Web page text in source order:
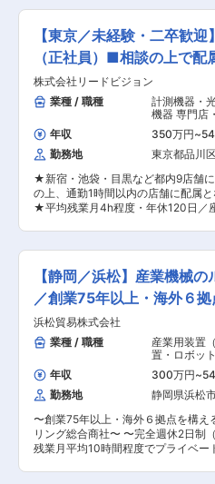
の無料お試しレンタルや2か月間の
い補聴器選びをサポートします。 変更の範囲：会
社の定める業務
任せします。 ■過去入社実績 異業種からご入社
いただいた方もご活躍いただいてお
店経験者／小売業界経験者／運輸業経
風： 同社は働きやすい職場をつくる
に社員意識調査を実施し、経営改善
ます。働きやすさを重視した風土が
業務の特徴 当社が取り扱う計測機
車など多岐にわたる業界の工場にお
程の安定稼働には不可欠の製品であ
大学・企業の研究室にて、世の中に
品開発の過程で使用されます。 ご自
製品が上記のように日本のモノづく
えている事を実感できるやりがいが
ーズに柔軟に対応し続けており、顧
が厚いです。 変更の範囲：会社
校正 ・電子計測器、電子機器の修理
修理、郵送分） ・その他、付随業務 ■業務魅
力： ・お客様が使用している電子
い物から古い物まで様々あり その
たちは多種多様な機器を取り扱いま
いことに挑戦できる仕事なのでモチ
高く保ちながら活躍できます。 ・お客様への訪問
＆出張が楽しい社内で作業する場合
が、出張は良い気晴らしになります
張を楽しみにしています。 ■入社後： ・基本
OJTメインとなります。先輩社員が
ポートいたしますのでご安心くださ
社内にある計測器を使いながら、機
などを身につけていきます。その後
な業務から担当し、少しずつお客様
お任せしていきます。 ■働き方： ・年休123日の
優良企業で、2007年に日本電計グ
スダック上場企業）入りしています
金制度なども整えており腰を据えて
能です。 ■企業魅力： ・私たちは設立以来50年
計測器の校正や修理を事業として手
た。重さ、長さ、電気、電子など様
取り扱える高い技術力があり国際規
ISO/IEC17025も取得。その技術力が
様から信頼され 安定した経営を続け
変更の範囲：会社の定める業務
【東京／未経験・二卒歓
（正社員）■相談の上で配
育成
株式会社リードビジョン
業種 / 職種
計測機器・
機器 専門店
接客・売り
年収 350万円~
勤務地
東京都品川
★新宿・池袋・目黒など都内9店舗
の上、通勤1時間以内の店舗に配属と
★平均残業月4h程度・年休120日／
入社！入社後半年間は丁寧なOJTで
め、未経験・第二新卒でも馴染みやす
聴器専門店ヒヤリングストアにて”
員としてご活躍いただきます。 入
補聴器の設定説明や聴力検査などサ
中心に担当いただき、半年経過後か
人のお客様を担当いただきます。 将来的には店長
としてお店の責任者や、本社におい
責任者を任せることも期待しています。 ■
な業務 ・お客様の”聞こえ”に関する
つ頃から聞こえづらくなった等、”聞
るお悩みなどを一つずつ紐解いてい
適な補聴器の選定 実際の補聴器をご
ながら、お客様に最適な補聴器を一
いります。 ・取り扱い方法の説明や
アフターサービス ※1日に15名〜20
【静岡／浜松】産業機械
／創業75年以上・海外６
合商社
浜松貿易株式会社
業種 / 職種
産業用装置
置・ロボッ
器・精密機
械・産業機
機械・産業
年収 300万円~
勤務地
静岡県浜松
〜創業75年以上・海外６拠点を構え
リング総合商社〜 〜完全週休2日制
残業月平均10時間程度でプライベー